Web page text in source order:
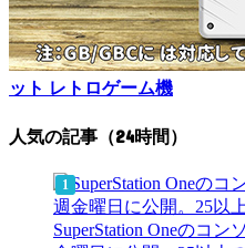
ット レトロゲーム機
人気の記事（24時間）
SuperStation Oneのコン